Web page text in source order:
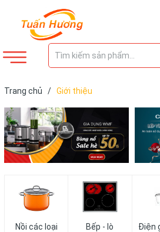
Trang chủ / Giới thiệu
Nồi các loại Bếp - lò Điện